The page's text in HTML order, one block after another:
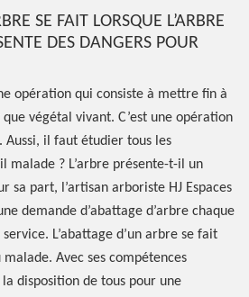
SE FAIT LORSQUE L’ARBRE
DES DANGERS POUR
opération qui consiste à mettre fin à
végétal vivant. C’est une opération
il faut étudier tous les
malade ? L’arbre présente-t-il un
sa part, l’artisan arboriste HJ Espaces
demande d’abattage d’arbre chaque
L’abattage d’un arbre se fait
malade. Avec ses compétences
disposition de tous pour une